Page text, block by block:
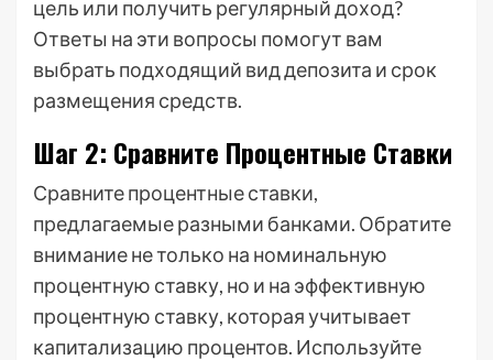
цель или получить регулярный доход?
Ответы на эти вопросы помогут вам
выбрать подходящий вид депозита и срок
размещения средств.
Шаг 2: Сравните Процентные Ставки
Сравните процентные ставки,
предлагаемые разными банками. Обратите
внимание не только на номинальную
процентную ставку, но и на эффективную
процентную ставку, которая учитывает
капитализацию процентов. Используйте